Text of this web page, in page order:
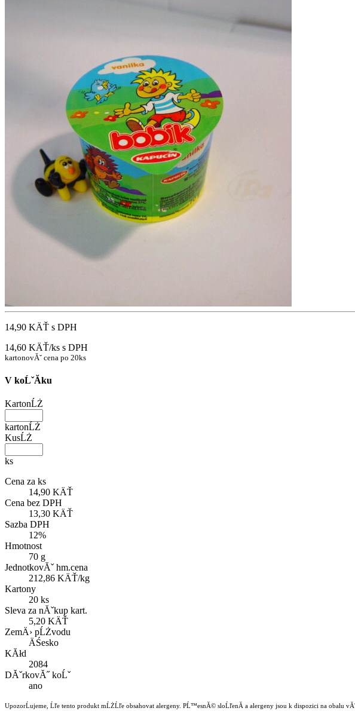
14,90 KÄŤ s DPH
14,60 KÄŤ/ks s DPH
kartonovĂˇ cena po 20ks
V koĹˇĂ­ku
KartonĹŻ
kartonĹŻ
KusĹŻ
ks
Cena za ks
14,90 KÄŤ
Cena bez DPH
13,30 KÄŤ
Sazba DPH
12%
Hmotnost
70 g
JednotkovĂˇ hm.cena
212,86 KÄŤ/kg
Kartony
20 ks
Sleva za nĂˇkup kart.
5,20 KÄŤ
ZemÄ› pĹŻvodu
ÄŚesko
KĂłd
2084
DĂˇrkovĂ˝ koĹˇ
ano
UpozorĹujeme, Ĺľe tento produkt mĹŻĹľe obsahovat alergeny. PĹ™esnĂ© sloĹľenĂ­ a alergeny jsou k dispozici na obalu